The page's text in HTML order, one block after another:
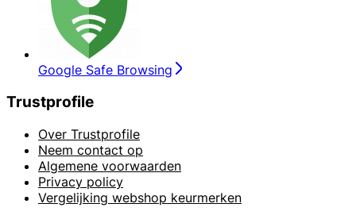
Google Safe Browsing
Trustprofile
Over Trustprofile
Neem contact op
Algemene voorwaarden
Privacy policy
Vergelijking webshop keurmerken